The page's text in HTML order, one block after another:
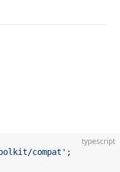
typescript
compat' ;